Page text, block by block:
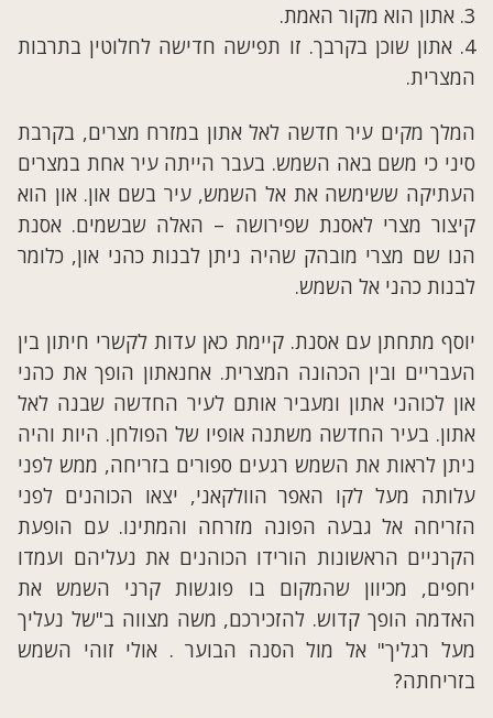
3. אתון הוא מקור האמת.
4. אתון שוכן בקרבך. זו תפישה חדישה לחלוטין בתרבות
המצרית.
המלך מקים עיר חדשה לאל אתון במזרח מצרים, בקרבת
סיני כי משם באה השמש. בעבר הייתה עיר אחת במצרים
העתיקה ששימשה את אל השמש, עיר בשם און. און הוא
קיצור מצרי לאסנת שפירושה – האלה שבשמים. אסנת
הנו שם מצרי מובהק שהיה ניתן לבנות כהני און, כלומר
לבנות כהני אל השמש.
יוסף מתחתן עם אסנת. קיימת כאן עדות לקשרי חיתון בין
העבריים ובין הכהונה המצרית. אחנאתון הופך את כהני
און לכוהני אתון ומעביר אותם לעיר החדשה שבנה לאל
אתון. בעיר החדשה משתנה אופיו של הפולחן. היות והיה
ניתן לראות את השמש רגעים ספורים בזריחה, ממש לפני
עלותה מעל לקו האפר הוולקאני, יצאו הכוהנים לפני
הזריחה אל גבעה הפונה מזרחה והמתינו. עם הופעת
הקרניים הראשונות הורידו הכוהנים את נעליהם ועמדו
יחפים, מכיוון שהמקום בו פוגשות קרני השמש את
האדמה הופך קדוש. להזכירכם, משה מצווה ב"של נעליך
מעל רגליך" אל מול הסנה הבוער . אולי זוהי השמש
בזריחתה?